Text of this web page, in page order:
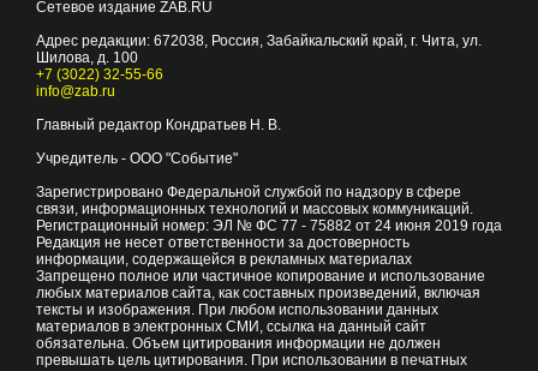
Сетевое издание ZAB.RU
Адрес редакции: 672038, Россия, Забайкальский край, г. Чита, ул.
Шилова, д. 100
+7 (3022) 32-55-66
info@zab.ru
Главный редактор Кондратьев Н. В.
Учредитель - ООО "Событие"
Зарегистрировано Федеральной службой по надзору в сфере
связи, информационных технологий и массовых коммуникаций.
Регистрационный номер: ЭЛ № ФС 77 - 75882 от 24 июня 2019 года
Редакция не несет ответственности за достоверность
информации, содержащейся в рекламных материалах
Запрещено полное или частичное копирование и использование
любых материалов сайта, как составных произведений, включая
тексты и изображения. При любом использовании данных
материалов в электронных СМИ, ссылка на данный сайт
обязательна. Объем цитирования информации не должен
превышать цель цитирования. При использовании в печатных